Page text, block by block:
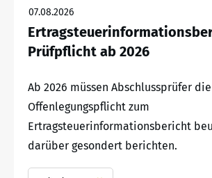
07.08.2026
Prüfpflicht ab 2026
Ab 2026 müssen Abschlussprüfer die
Offenlegungspflicht zum
Ertragsteuerinformationsbericht
darüber gesondert berichten.